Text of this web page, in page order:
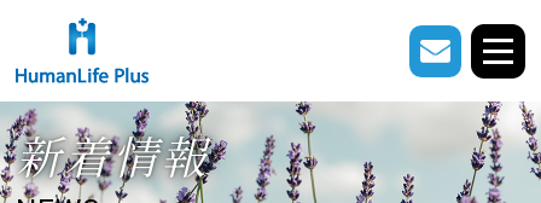
新着情報